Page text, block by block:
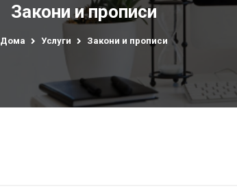
Закони и прописи
Дома Услуги Закони и прописи